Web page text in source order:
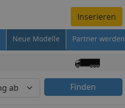
Inserieren
Neue Modelle Partner werden
Finden